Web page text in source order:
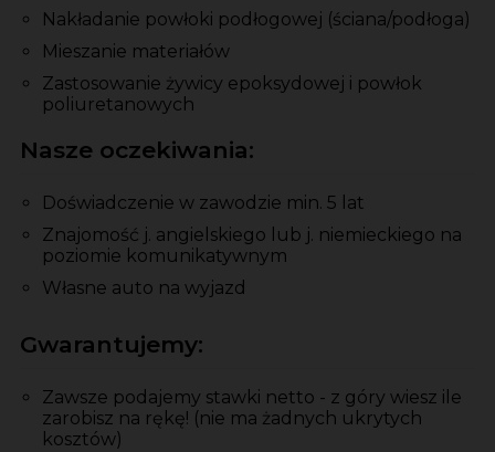
Nakładanie powłoki podłogowej (ściana/podłoga)
Mieszanie materiałów
Zastosowanie żywicy epoksydowej i powłok
poliuretanowych
Nasze oczekiwania:
Doświadczenie w zawodzie min. 5 lat
Znajomość j. angielskiego lub j. niemieckiego na
poziomie komunikatywnym
Własne auto na wyjazd
Gwarantujemy:
Zawsze podajemy stawki netto - z góry wiesz ile
zarobisz na rękę! (nie ma żadnych ukrytych
kosztów)